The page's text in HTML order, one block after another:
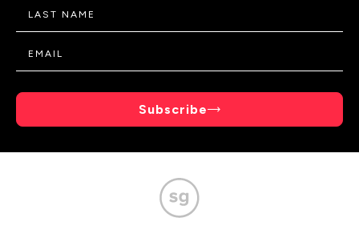
Subscribe